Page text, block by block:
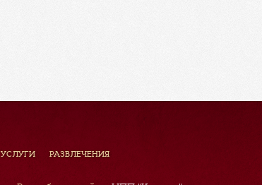
УСЛУГИ РАЗВЛЕЧЕНИЯ